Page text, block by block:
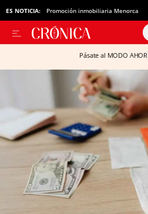
ES NOTICIA: Promoción inmobiliaria Menorca
Pásate al MODO